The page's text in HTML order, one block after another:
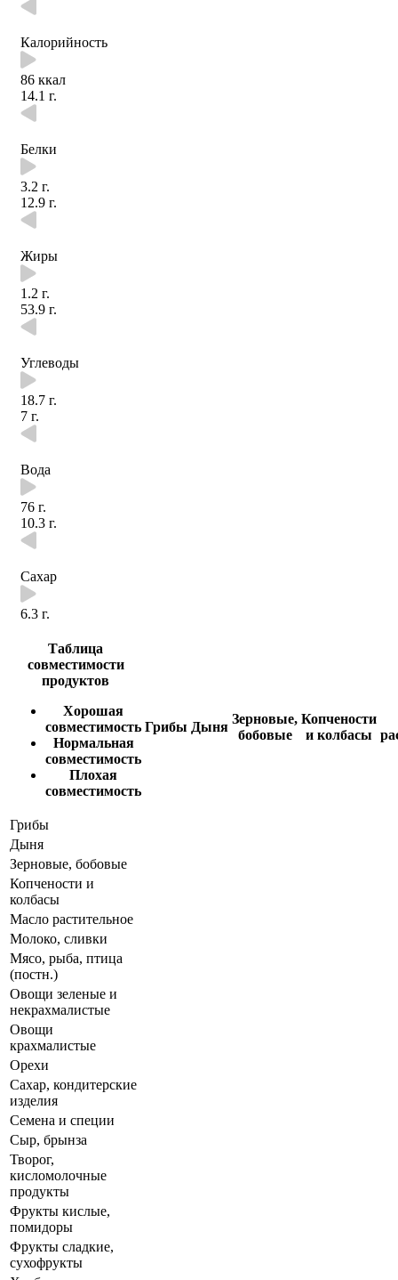
Калорийность
86 ккал
14.1 г.
Белки
3.2 г.
12.9 г.
Жиры
1.2 г.
53.9 г.
Углеводы
18.7 г.
7 г.
Вода
76 г.
10.3 г.
Сахар
6.3 г.
Таблица
совместимости
продуктов
Хорошая
совместимость
Нормальная
совместимость
Плохая
совместимость
Грибы Дыня
Зерновые,
бобовые
Копчености
и колбасы
Грибы
Дыня
Зерновые, бобовые
Копчености и
колбасы
Масло растительное
Молоко, сливки
Мясо, рыба, птица
(постн.)
Овощи зеленые и
некрахмалистые
Овощи
крахмалистые
Орехи
Сахар, кондитерские
изделия
Семена и специи
Сыр, брынза
Творог,
кисломолочные
продукты
Фрукты кислые,
помидоры
Фрукты сладкие,
сухофрукты